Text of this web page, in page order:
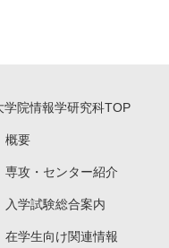
学院情報学研究科TOP
概要
専攻・センター紹介
入学試験総合案内
在学生向け関連情報